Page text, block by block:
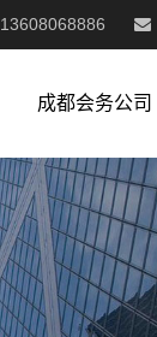
13608068886
成都会务公司